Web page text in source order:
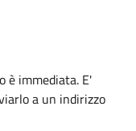
è immediata. E'
a un indirizzo